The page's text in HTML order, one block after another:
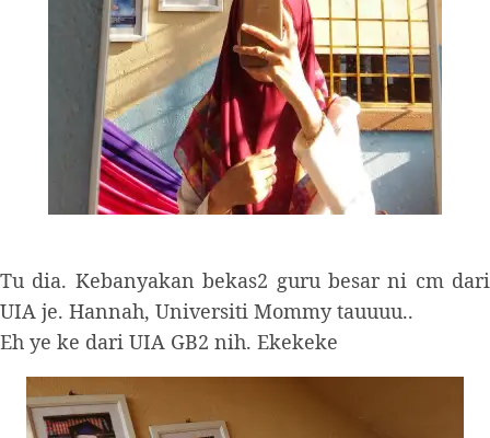
Tu dia. Kebanyakan bekas2 guru besar ni cm dari
UIA je. Hannah, Universiti Mommy tauuuu..
Eh ye ke dari UIA GB2 nih. Ekekeke